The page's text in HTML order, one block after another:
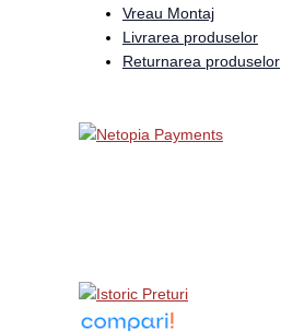
Vreau Montaj
Livrarea produselor
Returnarea produselor